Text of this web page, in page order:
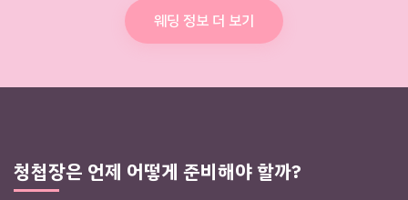
웨딩 정보 더 보기
청첩장은 언제 어떻게 준비해야 할까?